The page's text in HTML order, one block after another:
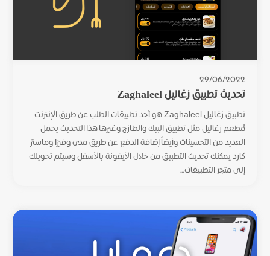
29/06/2022
تحديث تطبيق زغاليل Zaghaleel
تطبيق زغاليل Zaghaleel هو أحد تطبيقات الطلب عن طريق الإنترنت
لمطعم زغاليل مثل تطبيق البيك والطازج وغيرها هذا التحديث يحمل
العديد من التحسينات وأيضاً إضافة الدفع عن طريق مدى وفيزا وماستر
كارد يمكنك تحديث التطبيق من خلال الأيقونة بالأسفل وسيتم تحويلك
إلى متجر التطبيقات...